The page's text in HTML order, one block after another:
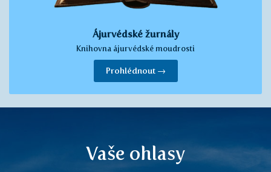
Ájurvédské žurnály
Knihovna ájurvédské moudrosti
Prohlédnout →
Vaše ohlasy